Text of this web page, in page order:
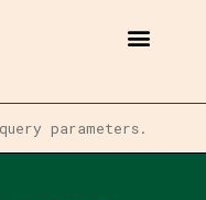
parameters.